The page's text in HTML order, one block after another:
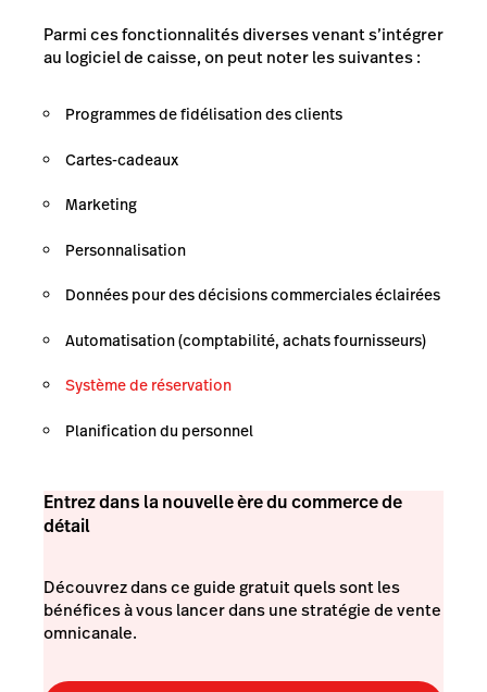
Parmi ces fonctionnalités diverses venant s’intégrer
au logiciel de caisse, on peut noter les suivantes :
Programmes de fidélisation des clients
Cartes-cadeaux
Marketing
Personnalisation
Données pour des décisions commerciales éclairées
Automatisation (comptabilité, achats fournisseurs)
Système de réservation
Planification du personnel
Entrez dans la nouvelle ère du commerce de
détail
Découvrez dans ce guide gratuit quels sont les
bénéfices à vous lancer dans une stratégie de vente
omnicanale.